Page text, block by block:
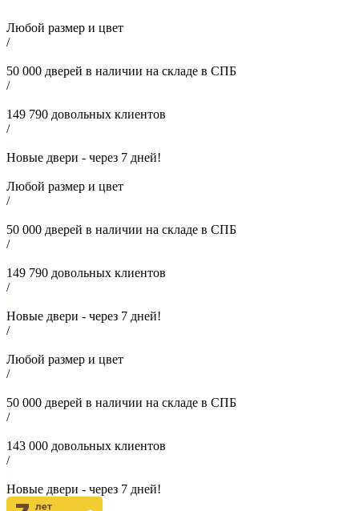
Любой размер и цвет
/
50 000 дверей в наличии на складе в СПБ
/
149 790 довольных клиентов
/
Новые двери - через 7 дней!
Любой размер и цвет
/
50 000 дверей в наличии на складе в СПБ
/
149 790 довольных клиентов
/
Новые двери - через 7 дней!
/
Любой размер и цвет
/
50 000 дверей в наличии на складе в СПБ
/
143 000 довольных клиентов
/
Новые двери - через 7 дней!